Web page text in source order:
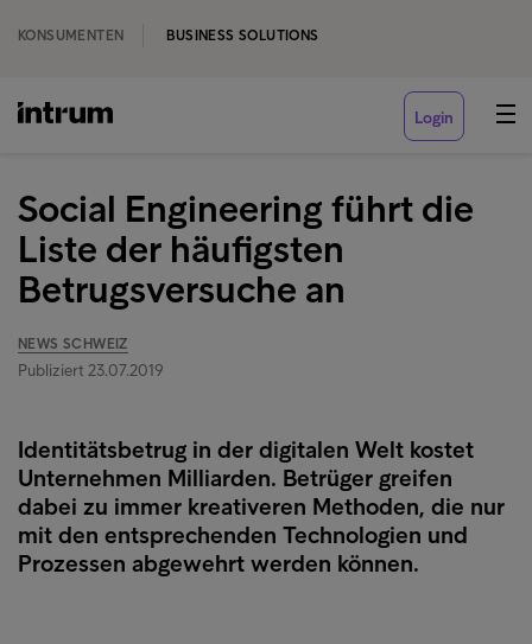
KONSUMENTEN BUSINESS SOLUTIONS
Login
Social Engineering führt die
Liste der häufigsten
Betrugsversuche an
NEWS SCHWEIZ
Publiziert 23.07.2019
Identitätsbetrug in der digitalen Welt kostet
Unternehmen Milliarden. Betrüger greifen
dabei zu immer kreativeren Methoden, die nur
mit den entsprechenden Technologien und
Prozessen abgewehrt werden können.